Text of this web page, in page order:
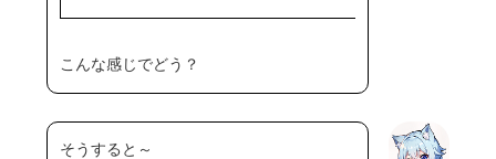
こんな感じでどう？
そうすると～